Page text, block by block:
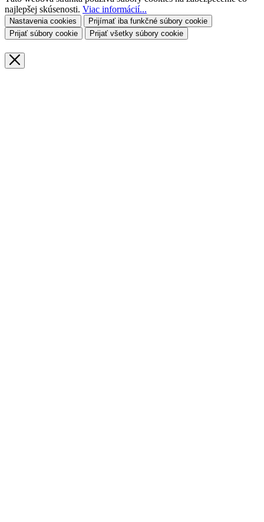
najlepšej skúsenosti. Viac informácií...
Nastavenia cookies
Prijímať iba funkčné súbory cookie
Prijať súbory cookie
Prijať všetky súbory cookie